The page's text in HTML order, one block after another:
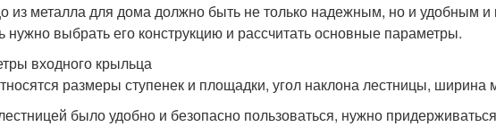
из металла для дома должно быть не только надежным, но и удобным
нужно выбрать его конструкцию и рассчитать основные параметры.
входного крыльца
размеры ступенек и площадки, угол наклона лестницы, ширина
было удобно и безопасно пользоваться, нужно